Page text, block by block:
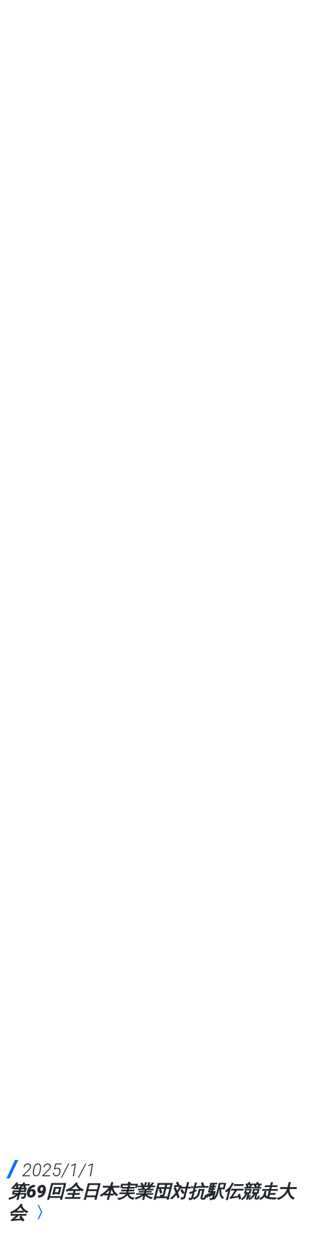
2025/1/1
第69回全日本実業団対抗駅伝競走大
会